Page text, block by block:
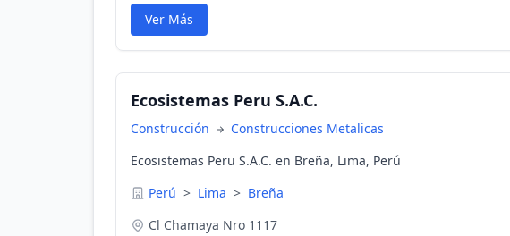
Ver Más
Ecosistemas Peru S.A.C.
Construcción
Construcciones Metalicas
Ecosistemas Peru S.A.C. en Breña, Lima, Perú
Perú > Lima > Breña
Cl Chamaya Nro 1117